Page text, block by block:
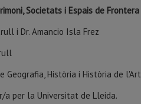
Societats i Espais de Frontera
i Dr. Amancio Isla Frez
Geografia, Història i Història de l'Art
a per la Universitat de Lleida.